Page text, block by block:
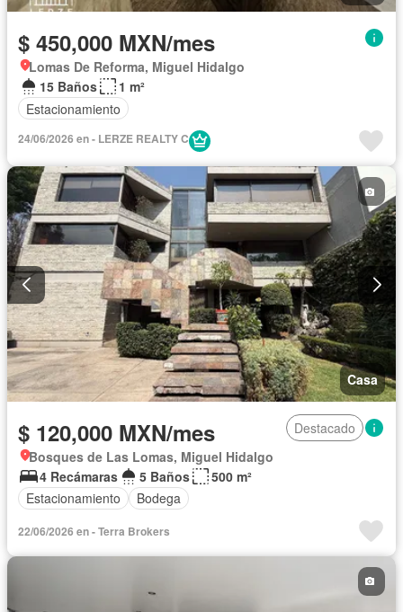
$ 450,000 MXN/mes
Lomas De Reforma, Miguel Hidalgo
15 Baños
1 m²
Estacionamiento
24/06/2026 en - LERZE REALTY C
Casa
$ 120,000 MXN/mes
Destacado
Bosques de Las Lomas, Miguel Hidalgo
4 Recámaras
5 Baños
500 m²
Estacionamiento
Bodega
22/06/2026 en - Terra Brokers